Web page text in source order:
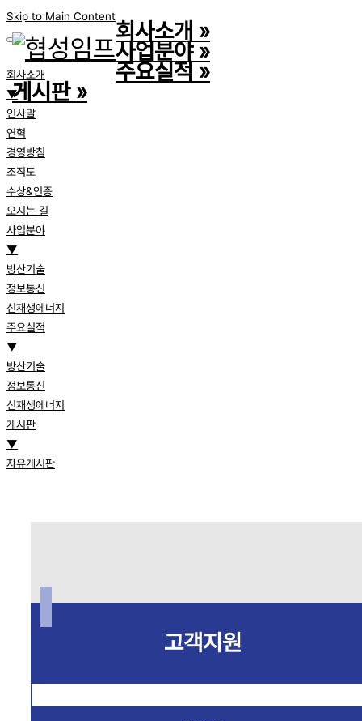
Skip to Main Content
회사소개
▼
인사말
연혁
경영방침
조직도
수상&인증
오시는 길
사업분야
▼
방산기술
정보통신
신재생에너지
주요실적
▼
방산기술
정보통신
신재생에너지
게시판
▼
자유게시판
회사소개 »
사업분야»
주요실적»
게시판»
고객지원